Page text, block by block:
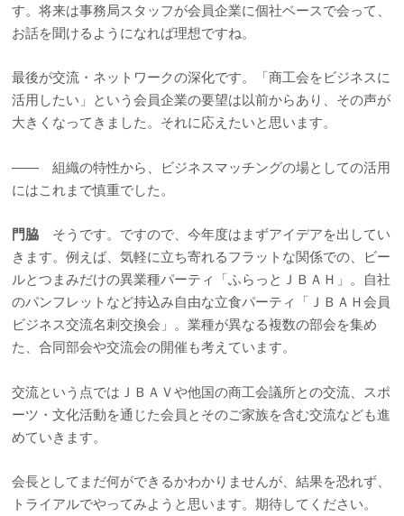
す。将来は事務局スタッフが会員企業に個社ベースで会って、
お話を聞けるようになれば理想ですね。
最後が交流・ネットワークの深化です。「商工会をビジネスに
活用したい」という会員企業の要望は以前からあり、その声が
大きくなってきました。それに応えたいと思います。
―― 組織の特性から、ビジネスマッチングの場としての活用
にはこれまで慎重でした。
門脇 そうです。ですので、今年度はまずアイデアを出してい
きます。例えば、気軽に立ち寄れるフラットな関係での、ビー
ルとつまみだけの異業種パーティ「ふらっとＪＢＡＨ」。自社
のパンフレットなど持込み自由な立食パーティ「ＪＢＡＨ会員
ビジネス交流名刺交換会」。業種が異なる複数の部会を集め
た、合同部会や交流会の開催も考えています。
交流という点ではＪＢＡＶや他国の商工会議所との交流、スポ
ーツ・文化活動を通じた会員とそのご家族を含む交流なども進
めていきます。
会長としてまだ何ができるかわかりませんが、結果を恐れず、
トライアルでやってみようと思います。期待してください。